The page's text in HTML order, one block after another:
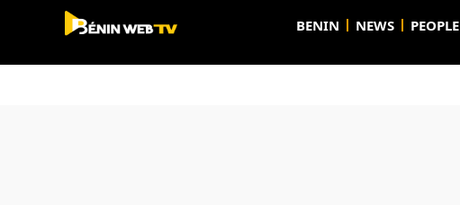
BENIN NEWS PEOPLE